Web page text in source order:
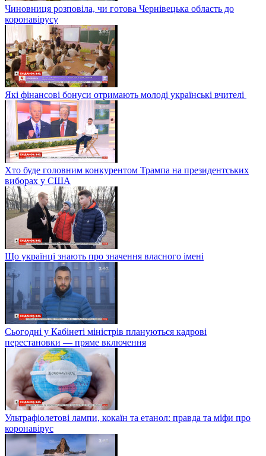
Чиновниця розповіла, чи готова Чернівецька область до
коронавірусу
Які фінансові бонуси отримають молоді українські вчителі
Хто буде головним конкурентом Трампа на президентських
виборах у США
Що українці знають про значення власного імені
Сьогодні у Кабінеті міністрів плануються кадрові
перестановки — пряме включення
Ультрафіолетові лампи, кокаїн та етанол: правда та міфи про
коронавірус